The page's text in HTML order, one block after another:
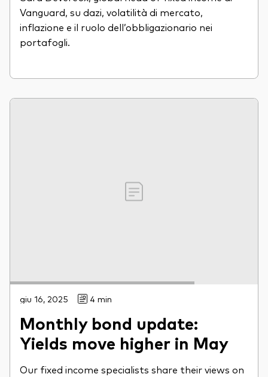
Vanguard, su dazi, volatilità di mercato,
inflazione e il ruolo dell’obbligazionario nei
portafogli.
giu 16, 2025 4 min
Monthly bond update:
Yields move higher in May
Our fixed income specialists share their views on